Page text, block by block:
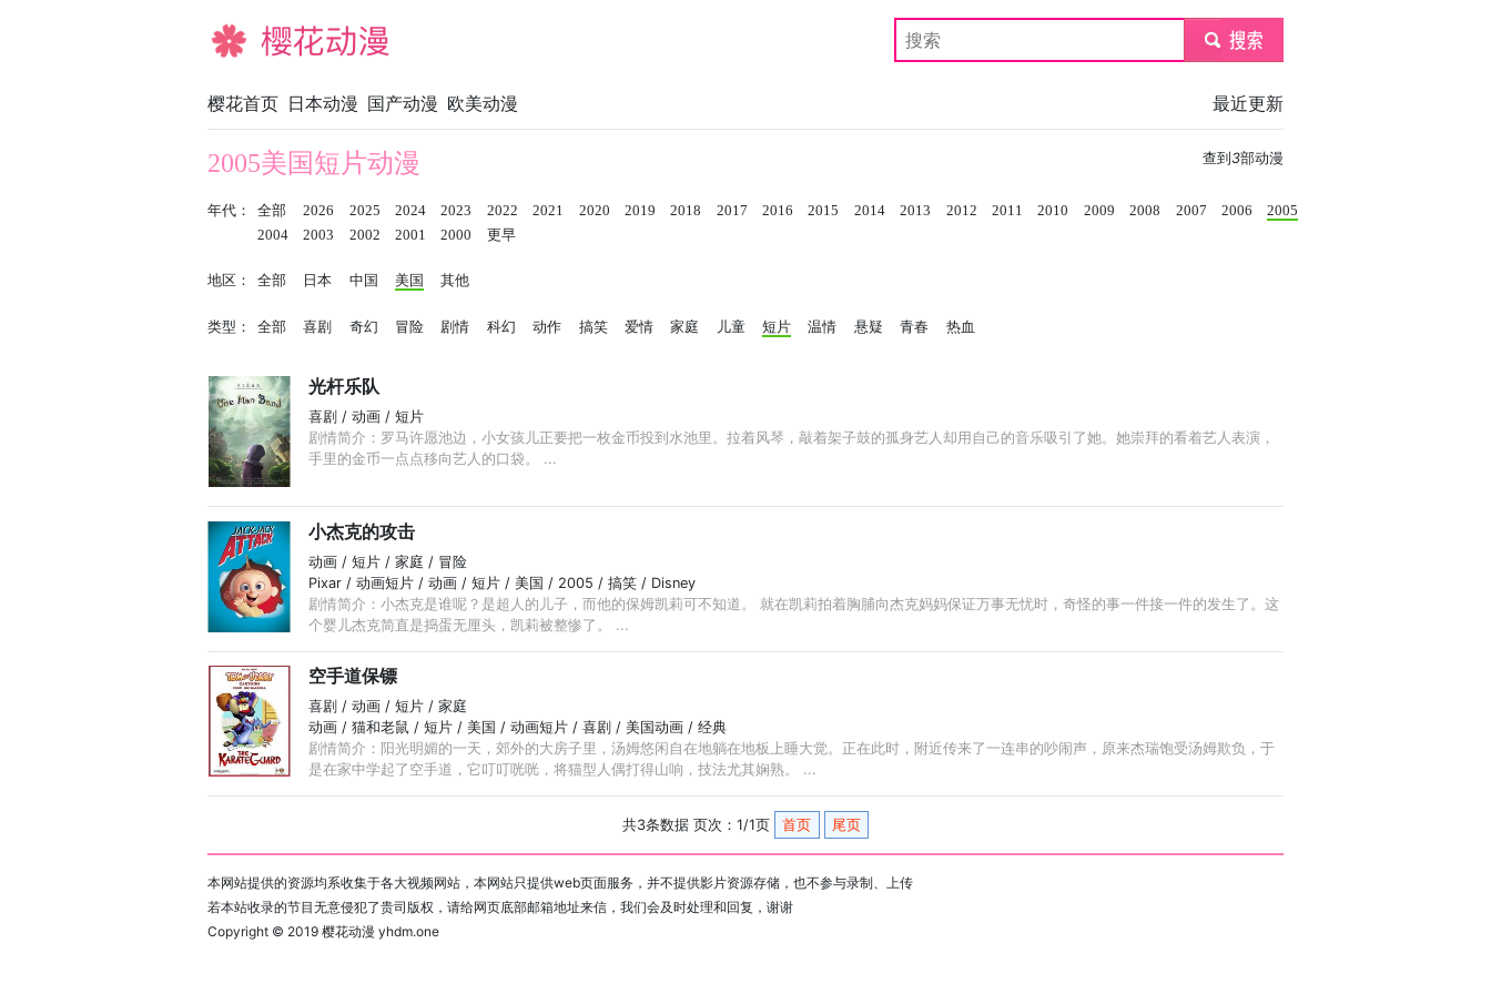
樱花动漫 submit
樱花首页 日本动漫 国产动漫 欧美动漫 最近更新
查到 3部动漫
2005美国短片动漫
年代： 全部 2026 2025 2024 2023 2022 2021 2020 2019 2018 2017 2016 2015 2014 2013 2012 2011 2010 2009 2008 2007 2006
2005
2004
2003 2002 2001 2000 更早
地区： 全部 日本 中国 美国 其他
类型： 全部 喜剧 奇幻 冒险 剧情 科幻 动作 搞笑 爱情 家庭 儿童 短片 温情 悬疑 青春 热血
光杆乐队
喜剧 / 动画 / 短片
剧情简介：罗马许愿池边，小女孩儿正要把一枚金币投到水池里。拉着风琴，敲着架子鼓的孤身艺人却用自己的音乐吸引了她。她崇拜的看着艺人表演，
手里的金币一点点移向艺人的口袋。 ...
小杰克的攻击
动画 / 短片 / 家庭 / 冒险
Pixar / 动画短片 / 动画 / 短片 / 美国 / 2005 / 搞笑 / Disney
剧情简介：小杰克是谁呢？是超人的儿子，而他的保姆凯莉可不知道。 就在凯莉拍着胸脯向杰克妈妈保证万事无忧时，奇怪的事一件接一件的发生了。这
个婴儿杰克简直是捣蛋无厘头，凯莉被整惨了。 ...
空手道保镖
喜剧 / 动画 / 短片 / 家庭
动画 / 猫和老鼠 / 短片 / 美国 / 动画短片 / 喜剧 / 美国动画 / 经典
剧情简介：阳光明媚的一天，郊外的大房子里，汤姆悠闲自在地躺在地板上睡大觉。正在此时，附近传来了一连串的吵闹声，原来杰瑞饱受汤姆欺负，于
是在家中学起了空手道，它叮叮咣咣，将猫型人偶打得山响，技法尤其娴熟。 ...
共3条数据 页次：1/1页 首页 尾页
本网站提供的资源均系收集于各大视频网站，本网站只提供web页面服务，并不提供影片资源存储，也不参与录制、上传
若本站收录的节目无意侵犯了贵司版权，请给网页底部邮箱地址来信，我们会及时处理和回复，谢谢
Copyright © 2019 樱花动漫 yhdm.one